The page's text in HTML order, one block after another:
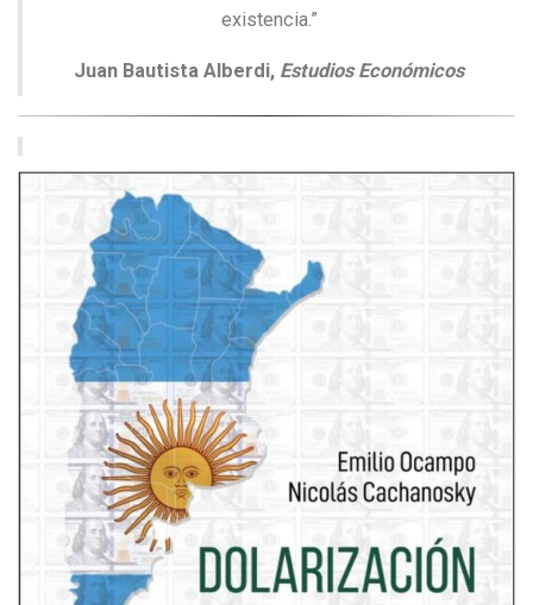
existencia.”
Juan Bautista Alberdi, Estudios Económicos